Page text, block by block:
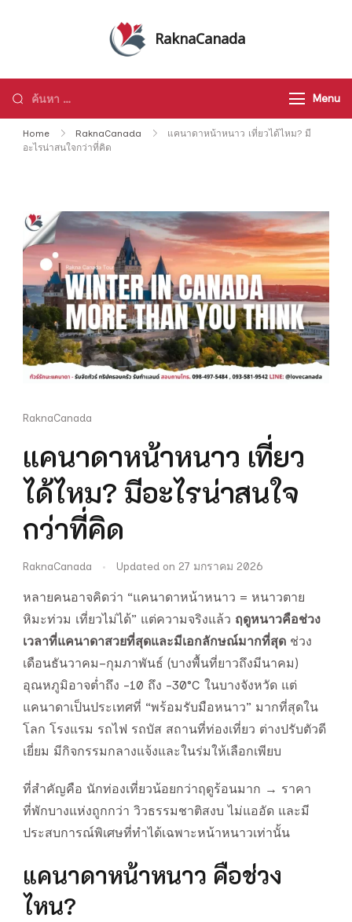
RaknaCanada
แคนาดา ทัวร์อเมริกา ทัวร์ทั่วโลก
ค้นหา
สำหรับ:
Menu
Home RaknaCanada
แคนาดาหน้าหนาว เที่ยวได้ไหม? มี
อะไรน่าสนใจกว่าที่คิด
RaknaCanada
แคนาดาหน้าหนาว เที่ยว
ได้ไหม? มีอะไรน่าสนใจ
กว่าที่คิด
RaknaCanada Updated on 27 มกราคม 2026
หลายคนอาจคิดว่า “แคนาดาหน้าหนาว = หนาวตาย
หิมะท่วม เที่ยวไม่ได้” แต่ความจริงแล้ว ฤดูหนาวคือช่วง
เวลาที่แคนาดาสวยที่สุดและมีเอกลักษณ์มากที่สุด ช่วง
เดือนธันวาคม–กุมภาพันธ์ (บางพื้นที่ยาวถึงมีนาคม)
อุณหภูมิอาจต่ำถึง -10 ถึง -30°C ในบางจังหวัด แต่
แคนาดาเป็นประเทศที่ “พร้อมรับมือหนาว” มากที่สุดใน
โลก โรงแรม รถไฟ รถบัส สถานที่ท่องเที่ยว ต่างปรับตัวดี
เยี่ยม มีกิจกรรมกลางแจ้งและในร่มให้เลือกเพียบ
ที่สำคัญคือ นักท่องเที่ยวน้อยกว่าฤดูร้อนมาก → ราคา
ที่พักบางแห่งถูกกว่า วิวธรรมชาติสงบ ไม่แออัด และมี
ประสบการณ์พิเศษที่ทำได้เฉพาะหน้าหนาวเท่านั้น
แคนาดาหน้าหนาว คือช่วง
ไหน?